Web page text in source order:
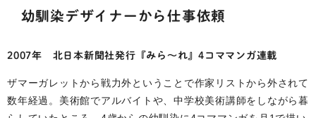
幼馴染デザイナーから仕事依頼
2007年 北日本新聞社発行『みら～れ』4コママンガ連載
ザマーガレットから戦力外ということで作家リストから外されて
数年経過。美術館でアルバイトや、中学校美術講師をしながら暮